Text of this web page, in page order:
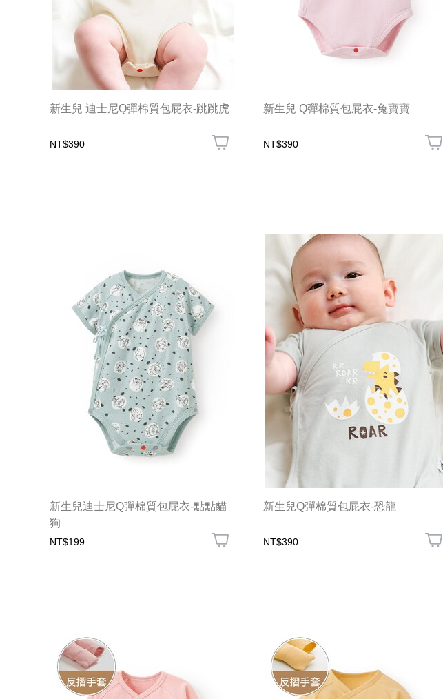
新生兒 迪士尼Q彈棉質包屁衣-跳跳虎
NT$390
新生兒 Q彈棉質包屁衣-兔寶寶
NT$390
新生兒迪士尼Q彈棉質包屁衣-點點貓
狗
NT$199
新生兒Q彈棉質包屁衣-恐龍
NT$390